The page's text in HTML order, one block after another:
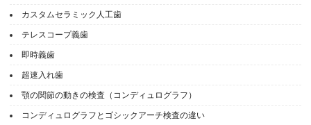
カスタムセラミック人工歯
テレスコープ義歯
即時義歯
超速入れ歯
顎の関節の動きの検査（コンディュログラフ）
コンディュログラフとゴシックアーチ検査の違い